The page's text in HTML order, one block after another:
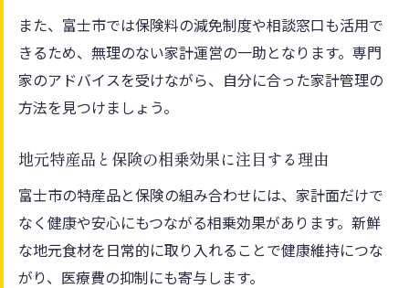
また、富士市では保険料の減免制度や相談窓口も活用で
きるため、無理のない家計運営の一助となります。専門
家のアドバイスを受けながら、自分に合った家計管理の
方法を見つけましょう。
地元特産品と保険の相乗効果に注目する理由
富士市の特産品と保険の組み合わせには、家計面だけで
なく健康や安心にもつながる相乗効果があります。新鮮
な地元食材を日常的に取り入れることで健康維持につな
がり、医療費の抑制にも寄与します。